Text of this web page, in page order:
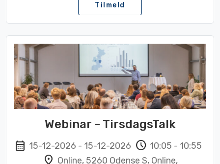
Tilmeld
Webinar - TirsdagsTalk
calendar_month 15-12-2026 - 15-12-2026 schedule 10:05 - 10:55
location_on Online, 5260 Odense S, Online,